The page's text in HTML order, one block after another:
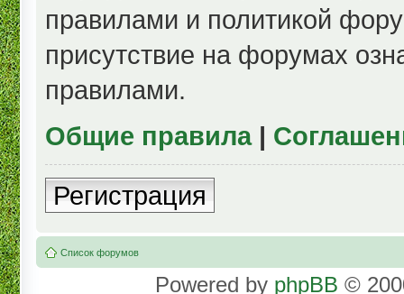
правилами и политикой
присутствие на форумах
правилами.
Общие правила|
Регистрация
Список форумов
Powered by phpBB ©